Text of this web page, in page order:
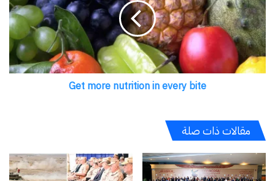
facilisis lorem, nec…
اكتشاف المزيد من
اشترك للحصول على أحدث التدوينات المرسلة إلى بريدك
الإلكتروني.
in
every
bite
Get more nutrition in every bite
مقالات ذات صلة